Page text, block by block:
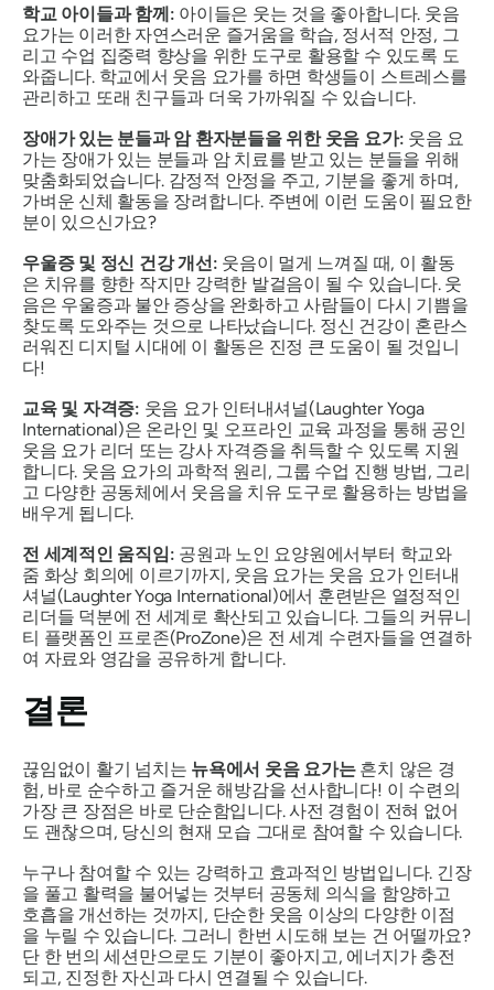
학교 아이들과 함께: 아이들은 웃는 것을 좋아합니다. 웃음
요가는 이러한 자연스러운 즐거움을 학습, 정서적 안정, 그
리고 수업 집중력 향상을 위한 도구로 활용할 수 있도록 도
와줍니다. 학교에서 웃음 요가를 하면 학생들이 스트레스를
관리하고 또래 친구들과 더욱 가까워질 수 있습니다.
장애가 있는 분들과 암 환자분들을 위한 웃음 요가: 웃음 요
가는 장애가 있는 분들과 암 치료를 받고 있는 분들을 위해
맞춤화되었습니다. 감정적 안정을 주고, 기분을 좋게 하며,
가벼운 신체 활동을 장려합니다. 주변에 이런 도움이 필요한
분이 있으신가요?
우울증 및 정신 건강 개선: 웃음이 멀게 느껴질 때, 이 활동
은 치유를 향한 작지만 강력한 발걸음이 될 수 있습니다. 웃
음은 우울증과 불안 증상을 완화하고 사람들이 다시 기쁨을
찾도록 도와주는 것으로 나타났습니다. 정신 건강이 혼란스
러워진 디지털 시대에 이 활동은 진정 큰 도움이 될 것입니
다!
교육 및 자격증: 웃음 요가 인터내셔널(Laughter Yoga
International)은 온라인 및 오프라인 교육 과정을 통해 공인
웃음 요가 리더 또는 강사 자격증을 취득할 수 있도록 지원
합니다. 웃음 요가의 과학적 원리, 그룹 수업 진행 방법, 그리
고 다양한 공동체에서 웃음을 치유 도구로 활용하는 방법을
배우게 됩니다.
전 세계적인 움직임: 공원과 노인 요양원에서부터 학교와
줌 화상 회의에 이르기까지, 웃음 요가는 웃음 요가 인터내
셔널(Laughter Yoga International)에서 훈련받은 열정적인
리더들 덕분에 전 세계로 확산되고 있습니다. 그들의 커뮤니
티 플랫폼인 프로존(ProZone)은 전 세계 수련자들을 연결하
여 자료와 영감을 공유하게 합니다.
결론
끊임없이 활기 넘치는 뉴욕에서 웃음 요가는 흔치 않은 경
험, 바로 순수하고 즐거운 해방감을 선사합니다! 이 수련의
가장 큰 장점은 바로 단순함입니다. 사전 경험이 전혀 없어
도 괜찮으며, 당신의 현재 모습 그대로 참여할 수 있습니다.
누구나 참여할 수 있는 강력하고 효과적인 방법입니다. 긴장
을 풀고 활력을 불어넣는 것부터 공동체 의식을 함양하고
호흡을 개선하는 것까지, 단순한 웃음 이상의 다양한 이점
을 누릴 수 있습니다. 그러니 한번 시도해 보는 건 어떨까요?
단 한 번의 세션만으로도 기분이 좋아지고, 에너지가 충전
되고, 진정한 자신과 다시 연결될 수 있습니다.